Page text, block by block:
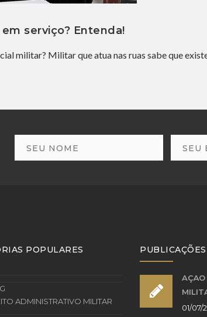
serviço? Entenda!
militar? Militar que atua nas ruas sabe que
POPULARES
ADMINISTRATIVO MILITAR
AÇÃO
01/07/